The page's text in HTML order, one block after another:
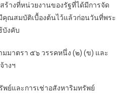
ร้างที่หน่วยงานของรัฐที่ได้มีการจัด
ณสมบัติเบื้องต้นไว้แล้วก่อนวันที่พระ
บังคับ
รา ๕๖ วรรคหนึ่ง (๒) (ข) และ
างฯ
ะการเช่าอสังหาริมทรัพย์